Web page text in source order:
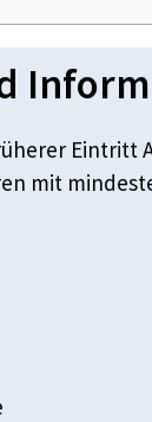
Eintritt
mit